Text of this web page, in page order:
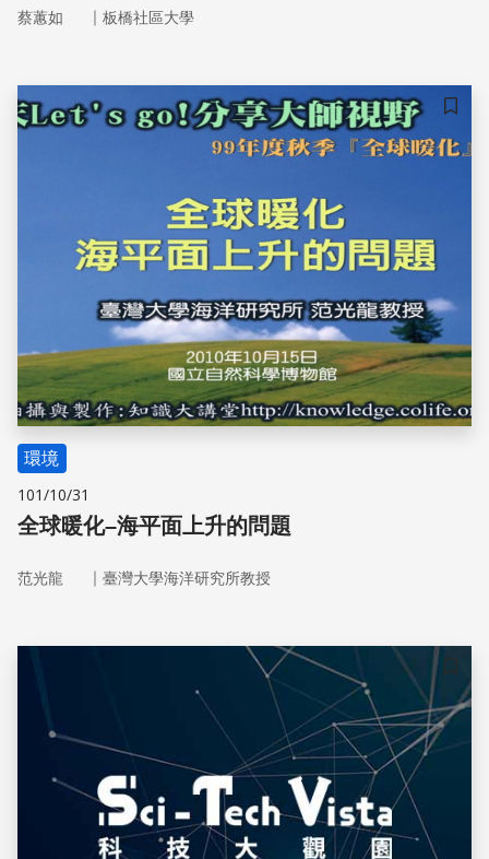
蔡蕙如 ｜ 板橋社區大學
儲存
環境
101/10/31
全球暖化–海平面上升的問題
范光龍 ｜ 臺灣大學海洋研究所教授
儲存